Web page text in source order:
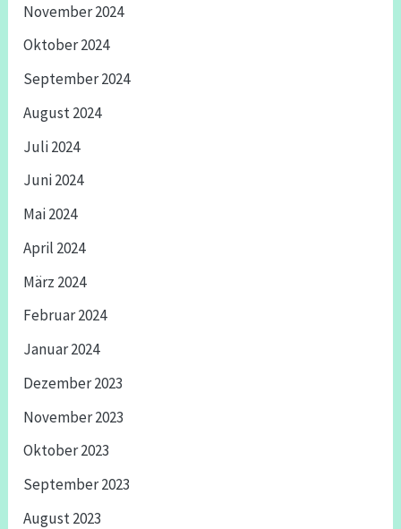
November 2024
Oktober 2024
September 2024
August 2024
Juli 2024
Juni 2024
Mai 2024
April 2024
März 2024
Februar 2024
Januar 2024
Dezember 2023
November 2023
Oktober 2023
September 2023
August 2023